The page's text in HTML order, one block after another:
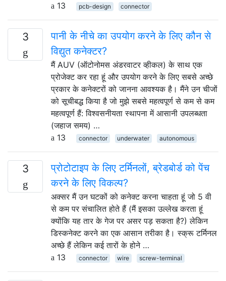
13
pcb-design connector
3
पानी के नीचे का उपयोग करने के लिए कौन से
विद्युत कनेक्टर?
मैं AUV (ऑटोनोमस अंडरवाटर व्हीकल) के साथ एक
प्रोजेक्ट कर रहा हूं और उपयोग करने के लिए सबसे अच्छे
प्रकार के कनेक्टरों को जानना आवश्यक है। मैंने उन चीजों
को सूचीबद्ध किया है जो मुझे सबसे महत्वपूर्ण से कम से कम
महत्वपूर्ण हैं: विश्वसनीयता स्थापना में आसानी उपलब्धता
(जहाज समय) …
13
connector underwater autonomous
3
प्रोटोटाइप के लिए टर्मिनलों, ब्रेडबोर्ड को पेंच
करने के लिए विकल्प?
अक्सर मैं उन घटकों को कनेक्ट करना चाहता हूं जो 5 वी
से कम पर संचालित होते हैं (मैं इसका उल्लेख करता हूं
क्योंकि यह तार के गेज पर असर पड़ सकता है?) लेकिन
डिस्कनेक्ट करने का एक आसान तरीका है। स्क्रू टर्मिनल
अच्छे हैं लेकिन कई तारों के होने …
13
connector wire screw-terminal